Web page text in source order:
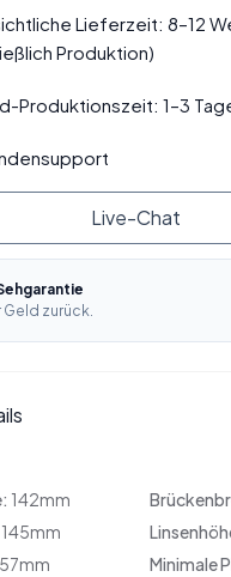
Lieferzeit: 8–12
Produktion)
Produktionszeit: 1–3
Live-Chat
zurück.
142mm
145mm
57mm Minimale